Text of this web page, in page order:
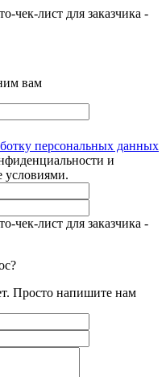
вам
персональных данных
и
условиями.
Просто напишите нам